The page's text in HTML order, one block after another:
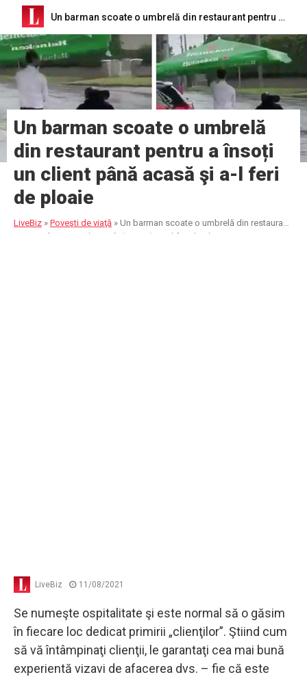
Un barman scoate o umbrelă din restaurant pentru a însoți un client până acasă şi a-l feri de ploaie
Un barman scoate o umbrelă
din restaurant pentru a însoți
un client până acasă şi a-l feri
de ploaie
LiveBiz » Poveşti de viaţă » Un barman scoate o umbrelă din restaurant
pentru a însoți un client până acasă şi a-l feri de ploaie
LiveBiz 11/08/2021
Se numeşte ospitalitate şi este normal să o găsim
în fiecare loc dedicat primirii „clienţilor”. Ştiind cum
să vă întâmpinaţi clienţii, le garantaţi cea mai bună
experientă vizavi de afacerea dvs. – fie că este